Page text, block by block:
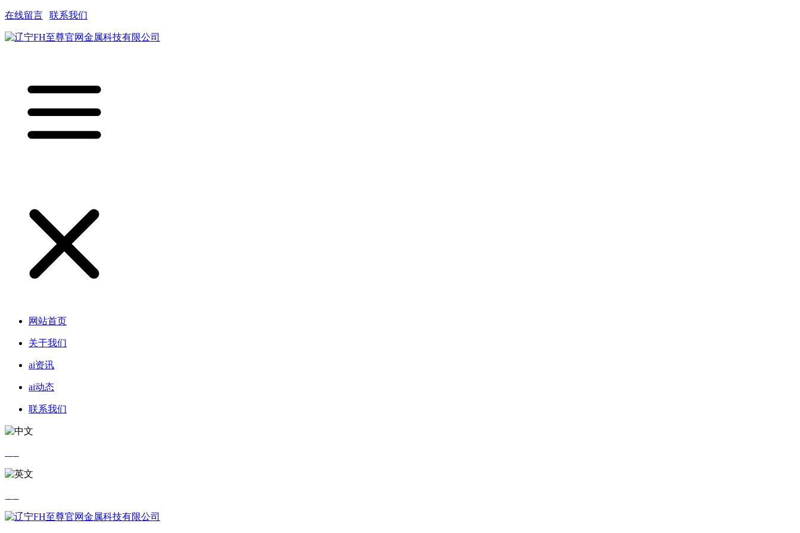
在线留言 联系我们
网站首页
关于我们
ai资讯
ai动态
联系我们